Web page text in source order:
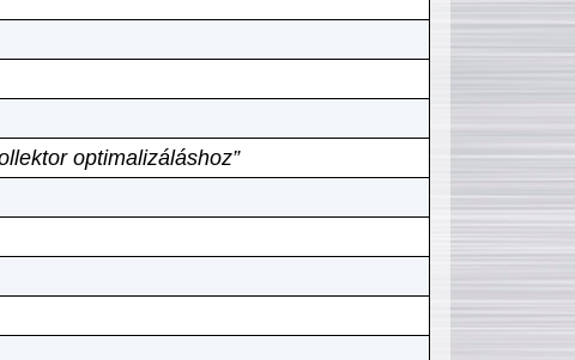
optimalizáláshoz”